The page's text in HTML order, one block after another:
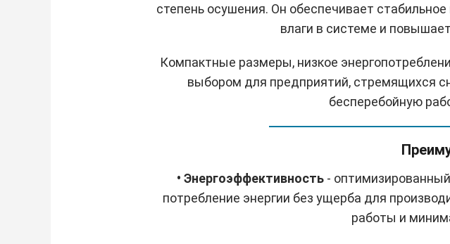
степень осушения. Он обеспечивает
влаги в системе и
Компактные размеры, низкое
выбором для предприятий, стремящихся
бесперебойную
• Энергоэффективность -
потребление энергии без ущерба для
работы и